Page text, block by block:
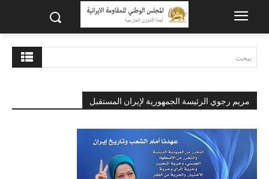
يبحث
مريم رجوي الرئيسة الجمهورية لإيران المستقبل